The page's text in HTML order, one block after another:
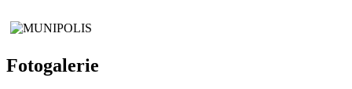
Fotogalerie